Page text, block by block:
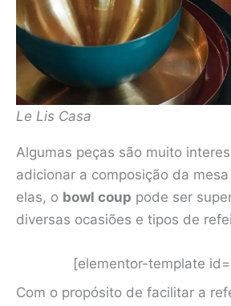
Le Lis Casa
Algumas peças são muito
adicionar a composição da
elas, o bowl coup pode ser
diversas ocasiões e tipos de
[elementor-template
Com o propósito de facilitar a